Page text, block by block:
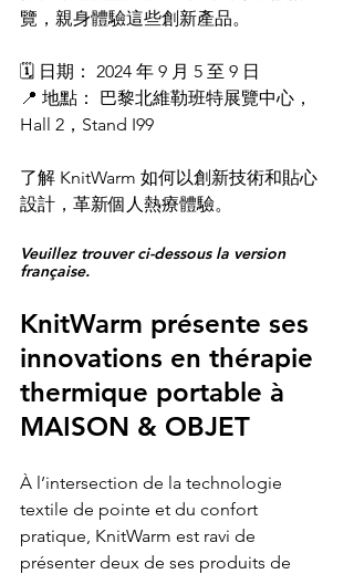
覽，親身體驗這些創新產品。
🗓 日期： 2024 年 9 月 5 至 9 日
📍 地點： 巴黎北維勒班特展覽中心，
Hall 2，Stand I99
了解 KnitWarm 如何以創新技術和貼心
設計，革新個人熱療體驗。
Veuillez trouver ci-dessous la version
française.
KnitWarm présente ses
innovations en thérapie
thermique portable à
MAISON & OBJET
À l’intersection de la technologie
textile de pointe et du confort
pratique, KnitWarm est ravi de
présenter deux de ses produits de